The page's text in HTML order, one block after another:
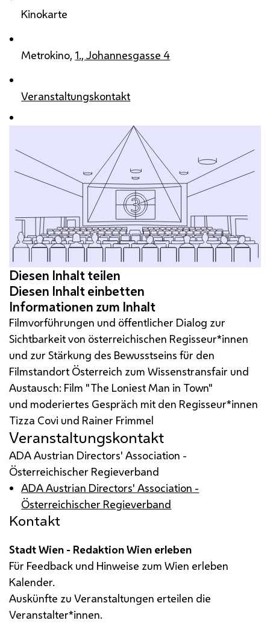
Kinokarte
Metrokino, 1., Johannesgasse 4
Veranstaltungskontakt
Filmvorführungen und öffentlicher Dialog zur
Sichtbarkeit von österreichischen Regisseur*innen
und zur Stärkung des Bewusstseins für den
Filmstandort Österreich zum Wissenstransfair und
Austausch: Film "The Loniest Man in Town"
und moderiertes Gespräch mit den Regisseur*innen
Tizza Covi und Rainer Frimmel
Veranstaltungskontakt
ADA Austrian Directors' Association -
Österreichischer Regieverband
ADA Austrian Directors' Association -
Österreichischer Regieverband
Kontakt
Stadt Wien - Redaktion Wien erleben
Für Feedback und Hinweise zum Wien erleben
Kalender.
Auskünfte zu Veranstaltungen erteilen die
Veranstalter*innen.